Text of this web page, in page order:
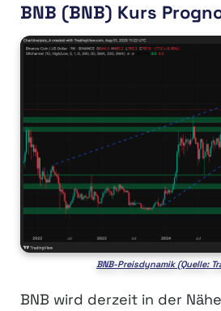
BNB (BNB) Kurs
BNB-Preisdynamik (Quelle:
BNB wird derzeit in der